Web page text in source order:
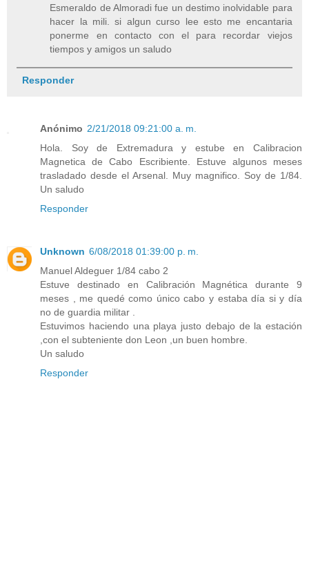
Esmeraldo de Almoradi fue un destimo inolvidable para
hacer la mili. si algun curso lee esto me encantaria
ponerme en contacto con el para recordar viejos
tiempos y amigos un saludo
Responder
Anónimo 2/21/2018 09:21:00 a. m.
Hola. Soy de Extremadura y estube en Calibracion
Magnetica de Cabo Escribiente. Estuve algunos meses
trasladado desde el Arsenal. Muy magnifico. Soy de 1/84.
Un saludo
Responder
Unknown 6/08/2018 01:39:00 p. m.
Manuel Aldeguer 1/84 cabo 2
Estuve destinado en Calibración Magnética durante 9
meses , me quedé como único cabo y estaba día si y día
no de guardia militar .
Estuvimos haciendo una playa justo debajo de la estación
,con el subteniente don Leon ,un buen hombre.
Un saludo
Responder